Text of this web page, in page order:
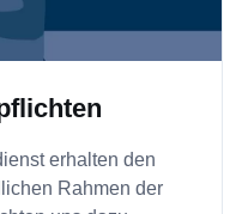
erhalten den
Rahmen der